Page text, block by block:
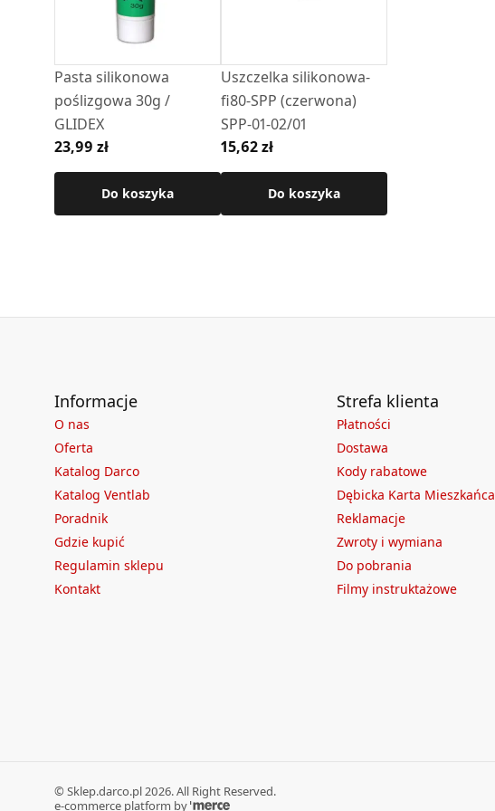
• Maksymalna temperatura pracy: 250°C
Zobacz przykładowy montaż
Pasta silikonowa
poślizgowa 30g /
GLIDEX
23,99 zł
Do koszyka
Uszczelka silikonowa-
fi80-SPP (czerwona)
SPP-01-02/01
15,62 zł
Do koszyka
Informacje
O nas
Oferta
Katalog Darco
Katalog Ventlab
Poradnik
Gdzie kupić
Regulamin sklepu
Kontakt
Strefa klienta
Płatności
Dostawa
Kody rabatowe
Dębicka Karta Mieszkańca
Reklamacje
Zwroty i wymiana
Do pobrania
Filmy instruktażowe
© Sklep.darco.pl 2026. All Right Reserved.
e-commerce platform by